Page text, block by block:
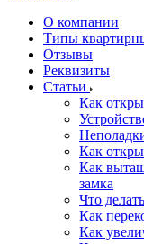
О компании
Типы
Отзывы
Реквизиты
Статьи
Как
Как
Как
замка
Что
Как
Как